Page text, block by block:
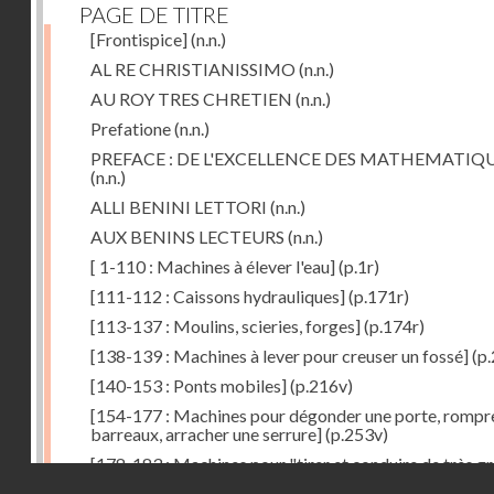
PAGE DE TITRE
[Frontispice](n.n.)
AL RE CHRISTIANISSIMO (n.n.)
AU ROY TRES CHRETIEN (n.n.)
Prefatione(n.n.)
PREFACE : DE L'EXCELLENCE DES
(n.n.)
ALLI BENINI LETTORI (n.n.)
AUX BENINS LECTEURS (n.n.)
[ 1-110 : Machines à élever l'eau](p.1r)
[111-112 : Caissons hydrauliques](p.171r)
[113-137 : Moulins, scieries, forges](p.174r)
[138-139 : Machines à lever pour creuser un fossé]
[140-153 : Ponts mobiles](p.216v)
[154-177 : Machines pour dégonder une porte,
barreaux, arracher une serrure](p.253v)
[178-183 : Machines pour "tirer et conduire de très